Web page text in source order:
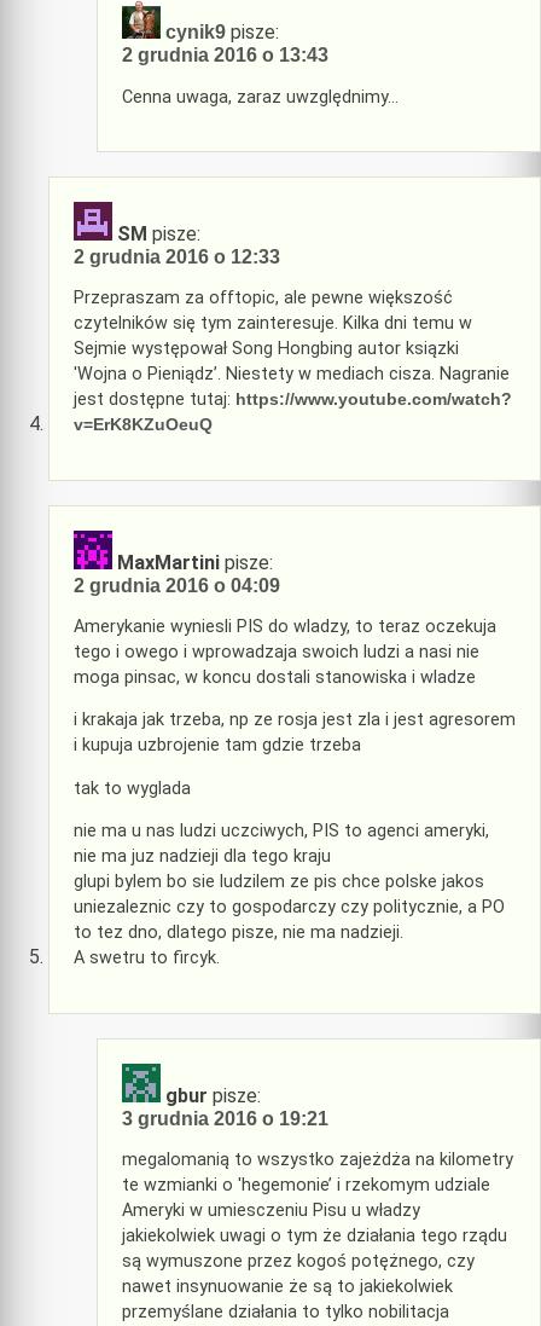
cynik9 pisze:
2 grudnia 2016 o 13:43
Cenna uwaga, zaraz uwzględnimy…
SM pisze:
2 grudnia 2016 o 12:33
Przepraszam za offtopic, ale pewne większość
czytelników się tym zainteresuje. Kilka dni temu w
Sejmie występował Song Hongbing autor ksiązki
'Wojna o Pieniądz’. Niestety w mediach cisza. Nagranie
jest dostępne tutaj: https://www.youtube.com/watch?
v=ErK8KZuOeuQ
MaxMartini pisze:
2 grudnia 2016 o 04:09
Amerykanie wyniesli PIS do wladzy, to teraz oczekuja
tego i owego i wprowadzaja swoich ludzi a nasi nie
moga pinsac, w koncu dostali stanowiska i wladze
i krakaja jak trzeba, np ze rosja jest zla i jest agresorem
i kupuja uzbrojenie tam gdzie trzeba
tak to wyglada
nie ma u nas ludzi uczciwych, PIS to agenci ameryki,
nie ma juz nadzieji dla tego kraju
glupi bylem bo sie ludzilem ze pis chce polske jakos
uniezaleznic czy to gospodarczy czy politycznie, a PO
to tez dno, dlatego pisze, nie ma nadzieji.
A swetru to fircyk.
gbur pisze:
3 grudnia 2016 o 19:21
megalomanią to wszystko zajeżdża na kilometry
te wzmianki o 'hegemonie’ i rzekomym udziale
Ameryki w umiesczeniu Pisu u władzy
jakiekolwiek uwagi o tym że działania tego rządu
są wymuszone przez kogoś potężnego, czy
nawet insynuowanie że są to jakiekolwiek
przemyślane działania to tylko nobilitacja